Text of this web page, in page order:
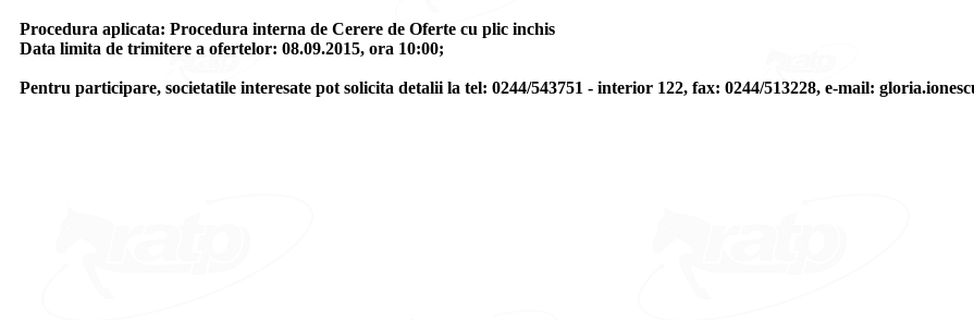
Procedura aplicata: Procedura interna de Cerere de Oferte cu plic inchis
Data limita de trimitere a ofertelor: 08.09.2015, ora 10:00;
Pentru participare, societatile interesate pot solicita detalii la tel: 0244/543751 - interior 122, fax: 0244/513228, e-mail: